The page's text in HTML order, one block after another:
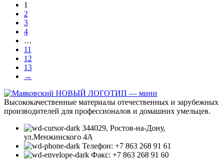
1
2
3
4
…
11
12
13
→
Высококачественные материалы отечественных и зарубежных
производителей для профессионалов и домашних умельцев.
344029, Ростов-на-Дону,
ул.Менжинского 4А
Телефон: +7 863 268 91 61
Факс: +7 863 268 91 60